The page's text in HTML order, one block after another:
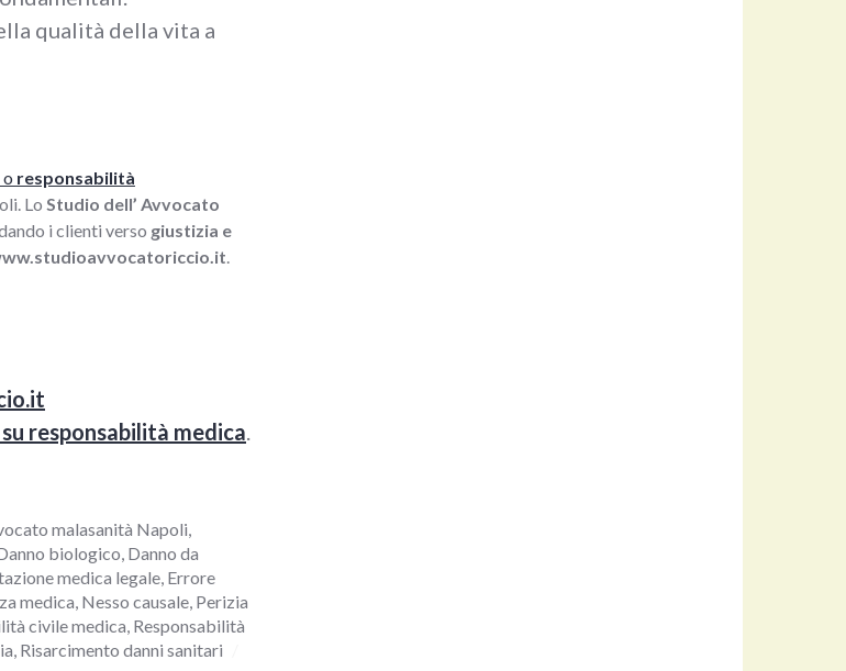
qualità della vita a
o responsabilità
Lo Studio dell’ Avvocato
i clienti verso giustizia e
.
responsabilità medica.
malasanità Napoli,
biologico, Danno da
medica legale, Errore
medica, Nesso causale, Perizia
civile medica, Responsabilità
, Risarcimento danni sanitari